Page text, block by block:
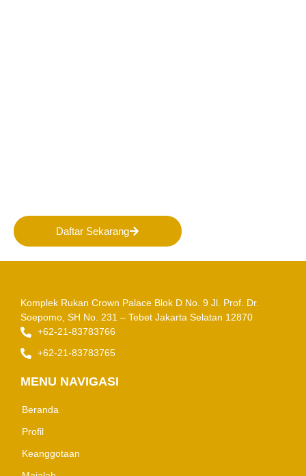
Daftar Sekarang
Komplek Rukan Crown Palace Blok D No. 9 Jl. Prof. Dr.
Soepomo, SH No. 231 – Tebet Jakarta Selatan 12870
+62-21-83783766
+62-21-83783765
MENU NAVIGASI
Beranda
Profil
Keanggotaan